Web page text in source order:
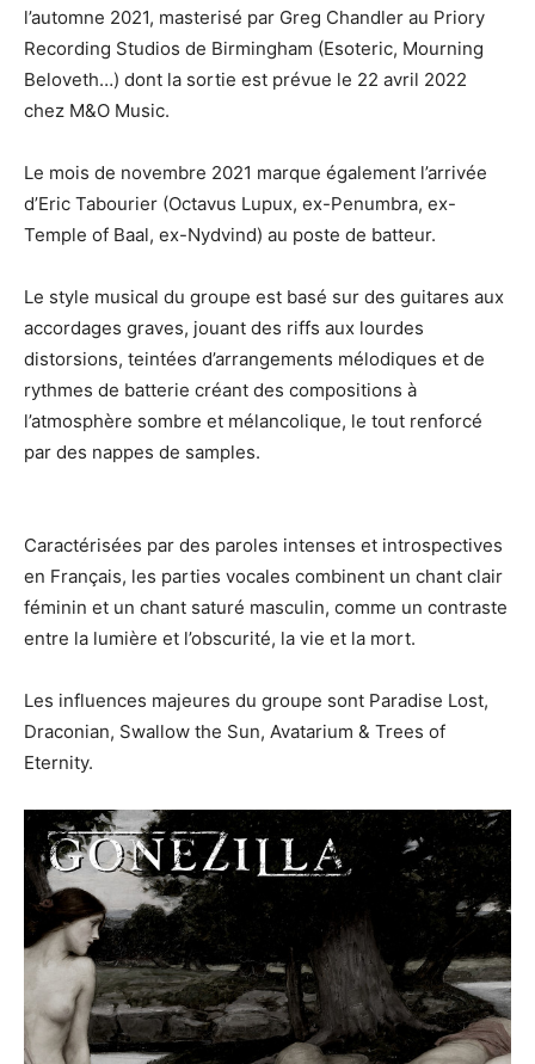
l’automne 2021, masterisé par Greg Chandler au Priory
Recording Studios de Birmingham (Esoteric, Mourning
Beloveth…) dont la sortie est prévue le 22 avril 2022
chez M&O Music.
Le mois de novembre 2021 marque également l’arrivée
d’Eric Tabourier (Octavus Lupux, ex-Penumbra, ex-
Temple of Baal, ex-Nydvind) au poste de batteur.
Le style musical du groupe est basé sur des guitares aux
accordages graves, jouant des riffs aux lourdes
distorsions, teintées d’arrangements mélodiques et de
rythmes de batterie créant des compositions à
l’atmosphère sombre et mélancolique, le tout renforcé
par des nappes de samples.
Caractérisées par des paroles intenses et introspectives
en Français, les parties vocales combinent un chant clair
féminin et un chant saturé masculin, comme un contraste
entre la lumière et l’obscurité, la vie et la mort.
Les influences majeures du groupe sont Paradise Lost,
Draconian, Swallow the Sun, Avatarium & Trees of
Eternity.